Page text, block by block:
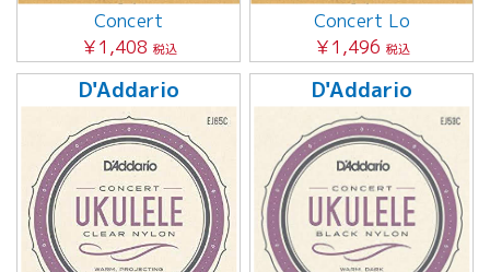
Concert
￥1,408 税込
Concert Lo
￥1,496 税込
D'Addario D'Addario